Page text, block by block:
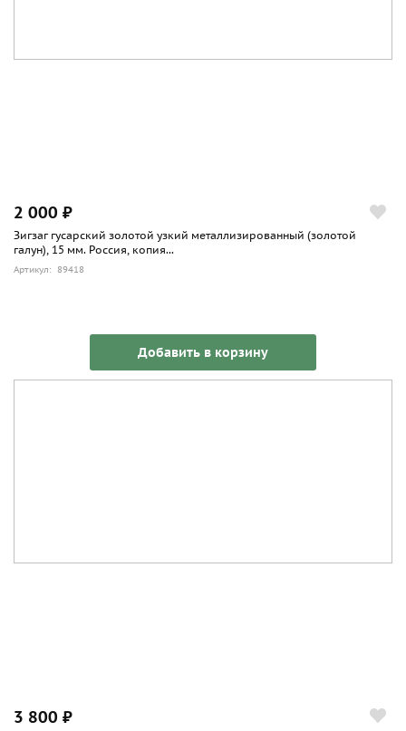
2 000 ₽
Зигзаг гусарский золотой узкий металлизированный (золотой
галун), 15 мм. Россия, копия...
Артикул: 89418
Добавить в корзину
3 800 ₽